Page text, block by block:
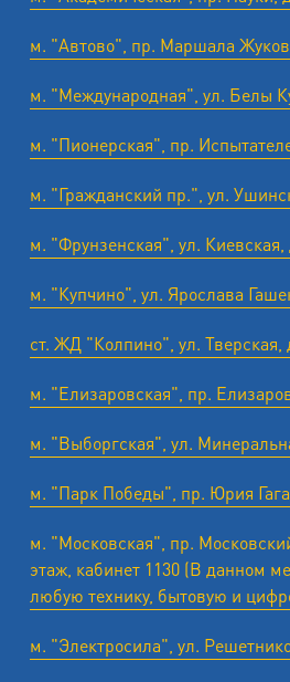
м. "Автово", пр. Маршала
м. "Международная", ул. Белы
м. "Пионерская", пр.
м. "Гражданский пр.", ул.
м. "Фрунзенская", ул. Киевская,
м. "Купчино", ул. Ярослава
ст. ЖД "Колпино", ул. Тверская,
м. "Елизаровская", пр.
м. "Выборгская", ул.
м. "Парк Победы", пр. Юрия
м. "Московская", пр.
этаж, кабинет 1130 (В данном
любую технику, бытовую и
м. "Электросила", ул.